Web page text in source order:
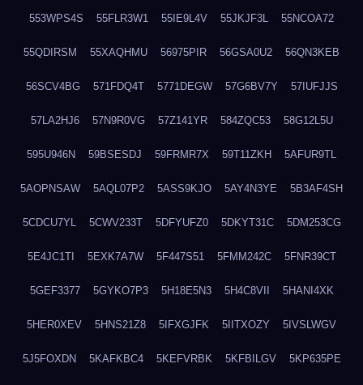
553WPS4S 55FLR3W1 55IE9L4V 55JKJF3L 55NCOA72
55QDIRSM 55XAQHMU 56975PIR 56GSA0U2 56QN3KEB
56SCV4BG 571FDQ4T 5771DEGW 57G6BV7Y 57IUFJJS
57LA2HJ6 57N9R0VG 57Z141YR 584ZQC53 58G12L5U
595U946N 59BSESDJ 59FRMR7X 59T11ZKH 5AFUR9TL
5AOPNSAW 5AQL07P2 5ASS9KJO 5AY4N3YE 5B3AF4SH
5CDCU7YL 5CWV233T 5DFYUFZ0 5DKYT31C 5DM253CG
5E4JC1TI 5EXK7A7W 5F447S51 5FMM242C 5FNR39CT
5GEF3377 5GYKO7P3 5H18E5N3 5H4C8VII 5HANI4XK
5HER0XEV 5HNS21Z8 5IFXGJFK 5IITXOZY 5IVSLWGV
5J5FOXDN 5KAFKBC4 5KEFVRBK 5KFBILGV 5KP635PE